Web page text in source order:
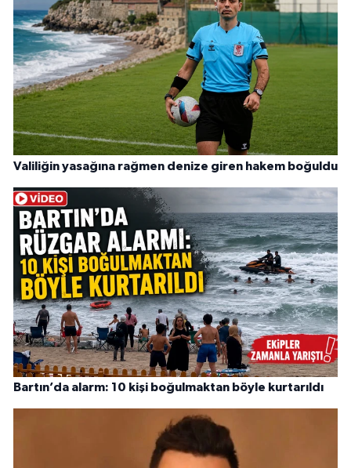
Valiliğin yasağına rağmen denize giren hakem boğuldu
Bartın’da alarm: 10 kişi boğulmaktan böyle kurtarıldı